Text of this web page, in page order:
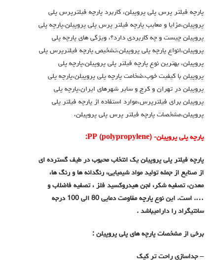
پارچه فیلتر پرس پلی پروپیلن، کاربرد پارچه فیلترپرس پلی
پروپیلن،مزایا و معایب پارچه فیلتر پرس پلی پروپیلن،پارچه پلی
پروپیلن چیست و چه کاربردی دارد؟، ویژگی های پارچه پلی
پروپیلن،انواع پارچه پلی پروپیلن،تشخیص پارچه فیلترپرس پلی
پروپیلن، بهترین نوع پارچه فیلتر پلی پروپیلن،پارچه پلی
پروپیلن با کیفیت خوب،ضخامت پارچه پلی پروپیلن،پارچه پلی
پروپیلن در تهران و کرج و سایر شهرهای ایران،پارچه پلی
پروپیلن برای فیلترپرس،موارد استفاده از پارچه فیلتر پلی
پروپیلن،مشخصات پارچه فیلتر پرس پلی پروپیلن،
پارچه پلی پروپیلن- PP (polypropylene)
:
پارچه فیلتر پلی پروپیلن یک انتخاب محبوب در طیف گسترده ای
از صنایع از جمله تولید مواد شیمیایی، رنگدانه ها و رنگ ها،
معدن، تصفیه شکر، لجن هیدروکسید فلز ، تصفیه فاضلاب و
…. است. این نوع پارچه مقاومت دمایی 80 الی 100 درجه
سانتیگراد را دارامیباشد .
برخی از مشخصات پارچه های پلی پروپیلن :
– جداسازی راحت تر کیک